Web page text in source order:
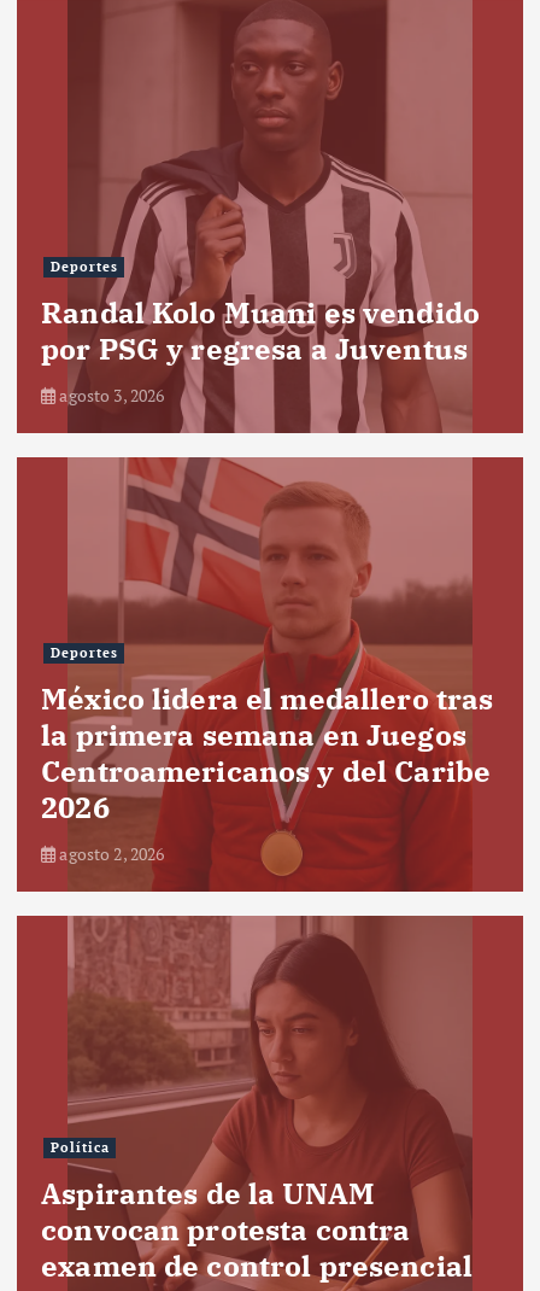
Deportes
Randal Kolo Muani es vendido
por PSG y regresa a Juventus
agosto 3, 2026
Deportes
México lidera el medallero tras
la primera semana en Juegos
Centroamericanos y del Caribe
2026
agosto 2, 2026
Política
Aspirantes de la UNAM
convocan protesta contra
examen de control presencial